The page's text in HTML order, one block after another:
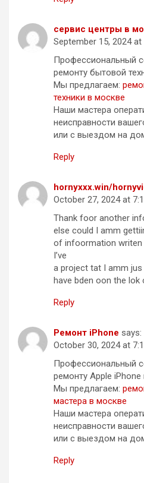
сервис центры в
September 15, 2024 at
Профессиональный
ремонту бытовой
Мы предлагаем:
техники в москве
Наши мастера
неисправности
или с выездом на
Reply
hornyxxx.win/
October 27, 2024 at
Thank foor another
else could I amm
of infoormation writen
I’ve
a project tat I amm
have bden oon the
Reply
Ремонт iPhone says:
October 30, 2024 at
Профессиональный
ремонту Apple
Мы предлагаем:
мастера в москве
Наши мастера
неисправности
или с выездом на
Reply